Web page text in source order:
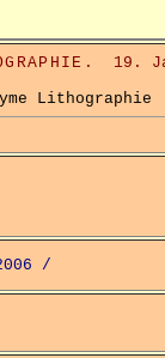
19.
Lithographie
/